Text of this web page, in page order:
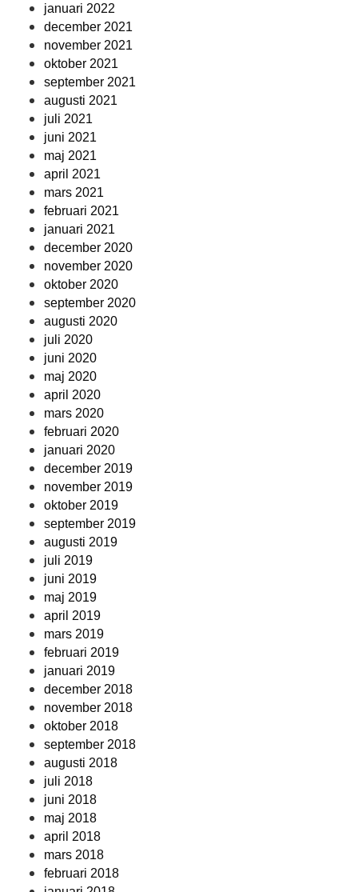
januari 2022
december 2021
november 2021
oktober 2021
september 2021
augusti 2021
juli 2021
juni 2021
maj 2021
april 2021
mars 2021
februari 2021
januari 2021
december 2020
november 2020
oktober 2020
september 2020
augusti 2020
juli 2020
juni 2020
maj 2020
april 2020
mars 2020
februari 2020
januari 2020
december 2019
november 2019
oktober 2019
september 2019
augusti 2019
juli 2019
juni 2019
maj 2019
april 2019
mars 2019
februari 2019
januari 2019
december 2018
november 2018
oktober 2018
september 2018
augusti 2018
juli 2018
juni 2018
maj 2018
april 2018
mars 2018
februari 2018